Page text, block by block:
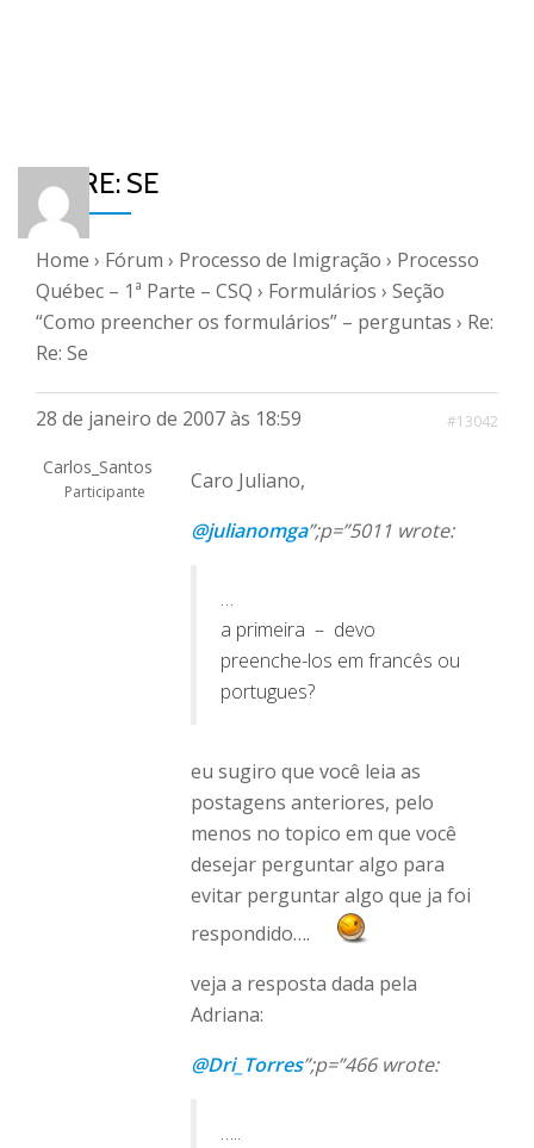
RE: RE: SE
Home › Fórum › Processo de Imigração › Processo
Québec – 1ª Parte – CSQ › Formulários › Seção
“Como preencher os formulários” – perguntas › Re:
Re: Se
28 de janeiro de 2007 às 18:59 #13042
Carlos_Santos
Participante
Caro Juliano,
@julianomga”;p=”5011 wrote:
…
a primeira – devo
preenche-los em francês ou
portugues?
eu sugiro que você leia as
postagens anteriores, pelo
menos no topico em que você
desejar perguntar algo para
evitar perguntar algo que ja foi
respondido….
veja a resposta dada pela
Adriana:
@Dri_Torres”;p=”466 wrote:
…..